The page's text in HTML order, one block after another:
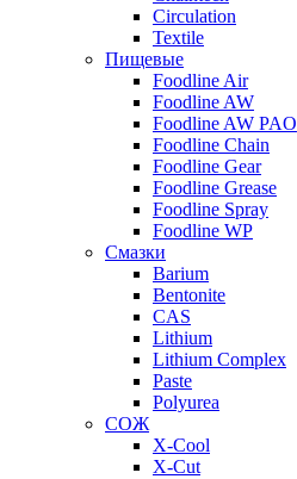
Circulation
Textile
Пищевые
Foodline Air
Foodline AW
Foodline AW PAO
Foodline Chain
Foodline Gear
Foodline Grease
Foodline Spray
Foodline WP
Смазки
Barium
Bentonite
CAS
Lithium
Lithium Complex
Paste
Polyurea
СОЖ
X-Cool
X-Cut